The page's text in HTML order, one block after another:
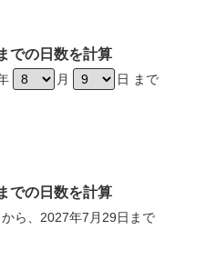
での日数を計算
月 日 まで
での日数を計算
から、2027年7月29日まで